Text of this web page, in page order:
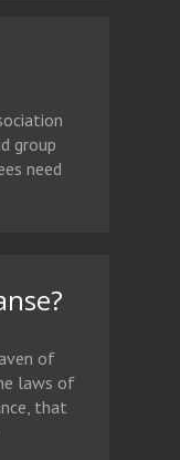
group
need
of
laws of
that